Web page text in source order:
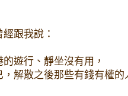
跟我說：
的遊行、靜坐沒有用，
，解散之後那些有錢有權